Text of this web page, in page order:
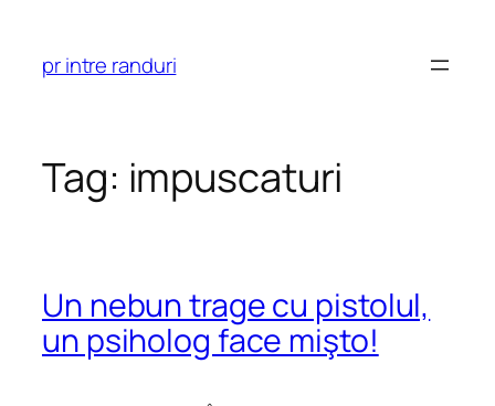
content
pr intre randuri
Tag: impuscaturi
Un nebun trage cu pistolul,
un psiholog face mişto!